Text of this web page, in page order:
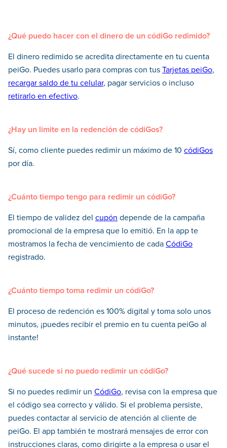
¿Qué puedo hacer con el dinero de un códiGo redimido?
El dinero redimido se acredita directamente en tu cuenta
peiGo. Puedes usarlo para compras con tus Tarjetas peiGo,
recargar saldo de tu celular, pagar servicios o incluso
retirarlo en efectivo.
¿Hay un límite en la redención de códiGos?
Sí, como cliente puedes redimir un máximo de 10 códiGos
por día.
¿Cuánto tiempo tengo para redimir un códiGo?
El tiempo de validez del cupón depende de la campaña
promocional de la empresa que lo emitió. En la app te
mostramos la fecha de vencimiento de cada CódiGo
registrado.
¿Cuánto tiempo toma redimir un códiGo?
El proceso de redención es 100% digital y toma solo unos
minutos, ¡puedes recibir el premio en tu cuenta peiGo al
instante!
¿Qué sucede si no puedo redimir un códiGo?
Si no puedes redimir un CódiGo, revisa con la empresa que
el código sea correcto y válido. Si el problema persiste,
puedes contactar al servicio de atención al cliente de
peiGo. El app también te mostrará mensajes de error con
instrucciones claras, como dirigirte a la empresa o usar el